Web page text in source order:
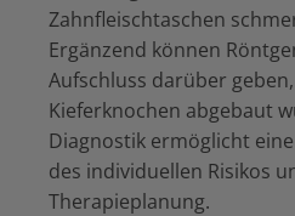
Zahnfleischtaschen
Ergänzend können
Aufschluss darüber
Kieferknochen abgebaut
Diagnostik ermöglicht
des individuellen Risikos
Therapieplanung.